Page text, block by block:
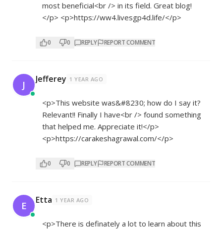
most beneficial<br /> in its field. Great blog!
</p> <p>https://ww4.livesgp4d.life/</p>
0 0 REPLY REPORT COMMENT
J Jefferey 1 YEAR AGO
<p>This website was&#8230; how do I say it?
Relevant!! Finally I have<br /> found something
that helped me. Appreciate it!</p>
<p>https://carakeshagrawal.com/</p>
0 0 REPLY REPORT COMMENT
E Etta 1 YEAR AGO
<p>There is definately a lot to learn about this